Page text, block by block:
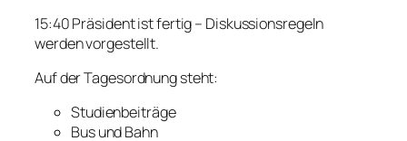
15:40 Präsident ist fertig – Diskussionsregeln
werden vorgestellt.
Auf der Tagesordnung steht:
Studienbeiträge
Bus und Bahn